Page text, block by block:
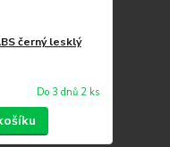
černý lesklý
Do 3 dnů 2 ks